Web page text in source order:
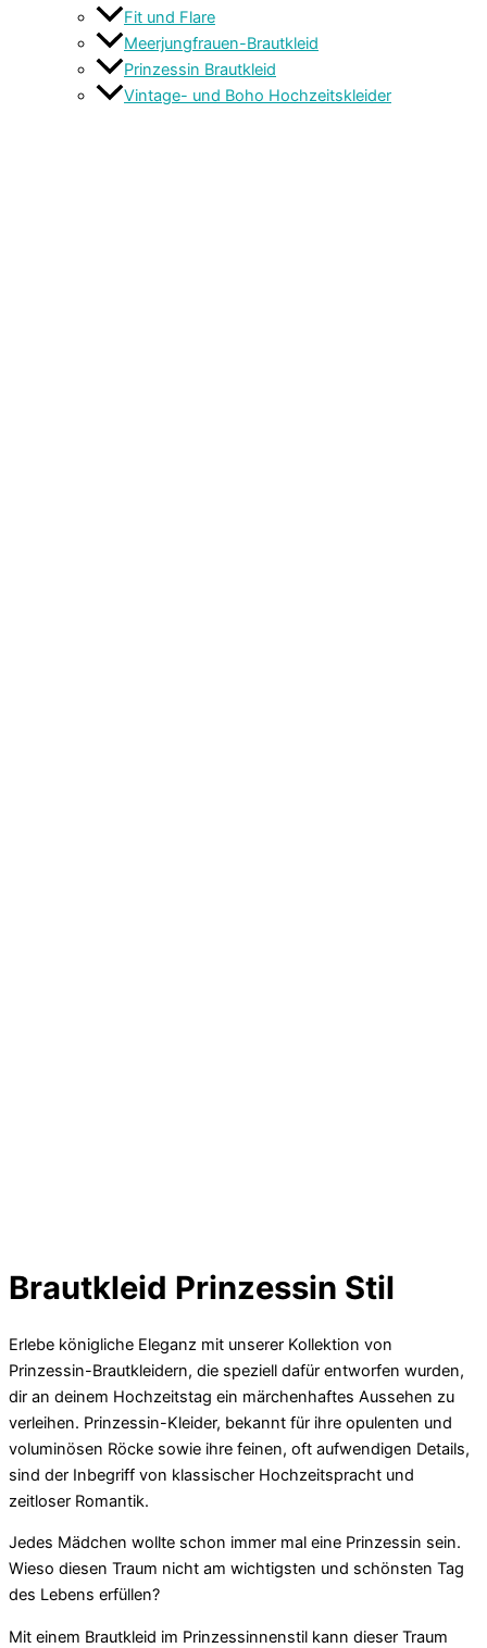
Fit und Flare
Meerjungfrauen-Brautkleid
Prinzessin Brautkleid
Vintage- und Boho Hochzeitskleider
Brautkleid Prinzessin Stil
Erlebe königliche Eleganz mit unserer Kollektion von
Prinzessin-Brautkleidern, die speziell dafür entworfen wurden,
dir an deinem Hochzeitstag ein märchenhaftes Aussehen zu
verleihen. Prinzessin-Kleider, bekannt für ihre opulenten und
voluminösen Röcke sowie ihre feinen, oft aufwendigen Details,
sind der Inbegriff von klassischer Hochzeitspracht und
zeitloser Romantik.
Jedes Mädchen wollte schon immer mal eine Prinzessin sein.
Wieso diesen Traum nicht am wichtigsten und schönsten Tag
des Lebens erfüllen?
Mit einem Brautkleid im Prinzessinnenstil kann dieser Traum